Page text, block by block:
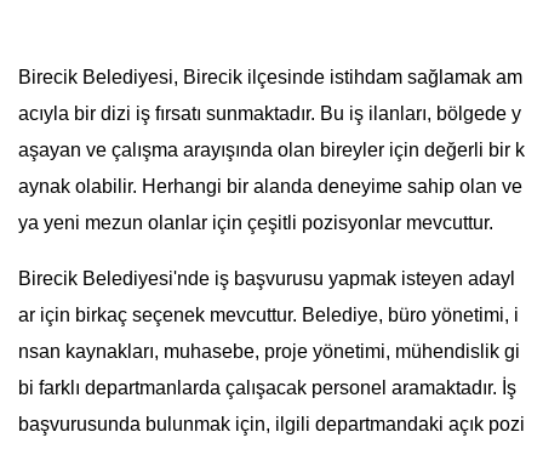
Birecik Belediyesi, Birecik ilçesinde istihdam sağlamak am
acıyla bir dizi iş fırsatı sunmaktadır. Bu iş ilanları, bölgede y
aşayan ve çalışma arayışında olan bireyler için değerli bir k
aynak olabilir. Herhangi bir alanda deneyime sahip olan ve
ya yeni mezun olanlar için çeşitli pozisyonlar mevcuttur.
Birecik Belediyesi'nde iş başvurusu yapmak isteyen adayl
ar için birkaç seçenek mevcuttur. Belediye, büro yönetimi, i
nsan kaynakları, muhasebe, proje yönetimi, mühendislik gi
bi farklı departmanlarda çalışacak personel aramaktadır. İş
başvurusunda bulunmak için, ilgili departmandaki açık pozi